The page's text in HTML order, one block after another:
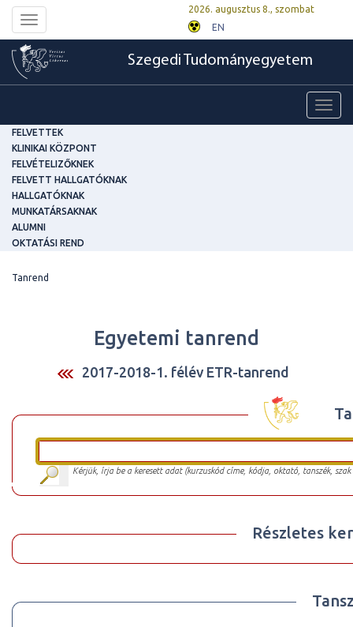
Toggle
navigation
2026. augusztus 8., szombat
EN
Szegedi Tudományegyetem
FELVETTEK
KLINIKAI KÖZPONT
FELVÉTELIZŐKNEK
FELVETT HALLGATÓKNAK
HALLGATÓKNAK
MUNKATÁRSAKNAK
ALUMNI
OKTATÁSI REND
Tanrend
Egyetemi tanrend
2017-2018-1. félév ETR-tanrend
Kérjük, írja be a keresett adat (kurzuskód címe, kódja, oktató, tanszék,
Részletes